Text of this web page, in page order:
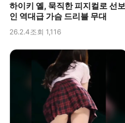
하이키 옐, 묵직한 피지컬로 선보
인 역대급 가슴 드리블 무대
26.2.4조회 1,116